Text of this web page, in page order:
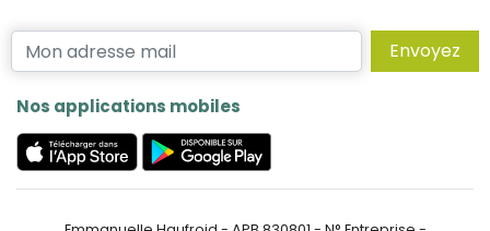
Envoyez
Nos applications mobiles